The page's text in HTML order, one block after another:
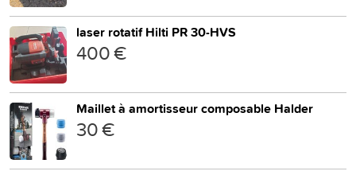
laser rotatif Hilti PR 30-HVS
400 €
Maillet à amortisseur composable Halder
30 €